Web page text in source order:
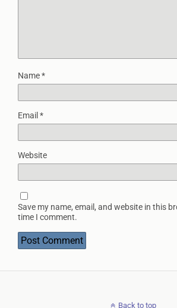
Name*
Email*
Website
Save my name, email, and website in this
time I comment.
Back to top